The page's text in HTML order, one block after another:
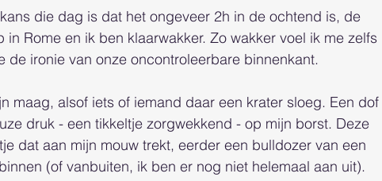
die dag is dat het ongeveer 2h in de ochtend is, de
Rome en ik ben klaarwakker. Zo wakker voel ik me zelfs
de ironie van onze oncontroleerbare binnenkant.
maag, alsof iets of iemand daar een krater sloeg. Een dof
druk - een tikkeltje zorgwekkend - op mijn borst. Deze
dat aan mijn mouw trekt, eerder een bulldozer van een
(of vanbuiten, ik ben er nog niet helemaal aan uit).